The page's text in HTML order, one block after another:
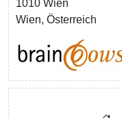
1010 Wien
Wien, Österreich